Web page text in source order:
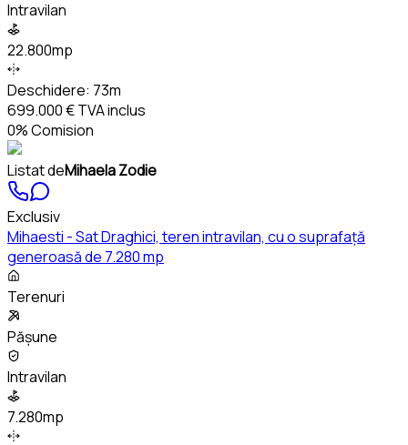
Intravilan
22.800mp
Deschidere: 73m
699.000 €TVA inclus
0% Comision
Listat deMihaela Zodie
Exclusiv
Mihaesti - Sat Draghici, teren intravilan, cu o suprafață
generoasă de 7.280 mp
Terenuri
Pășune
Intravilan
7.280mp